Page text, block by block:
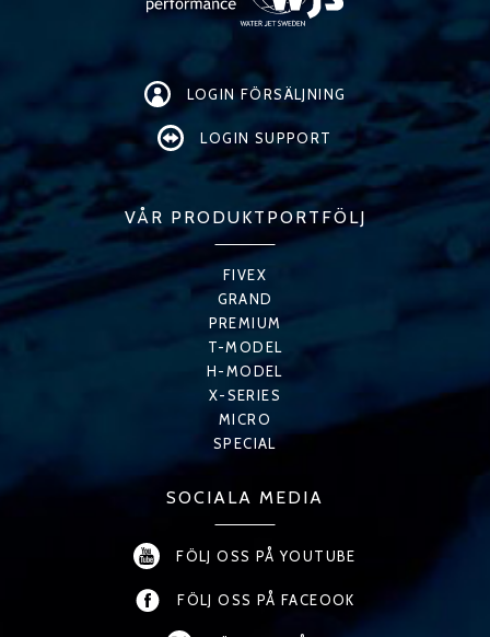
LOGIN FÖRSÄLJNING
LOGIN SUPPORT
VÅR PRODUKTPORTFÖLJ
FIVEX
GRAND
PREMIUM
T-MODEL
H-MODEL
X-SERIES
MICRO
SPECIAL
SOCIALA MEDIA
FÖLJ OSS PÅ YOUTUBE
FÖLJ OSS PÅ FACEOOK